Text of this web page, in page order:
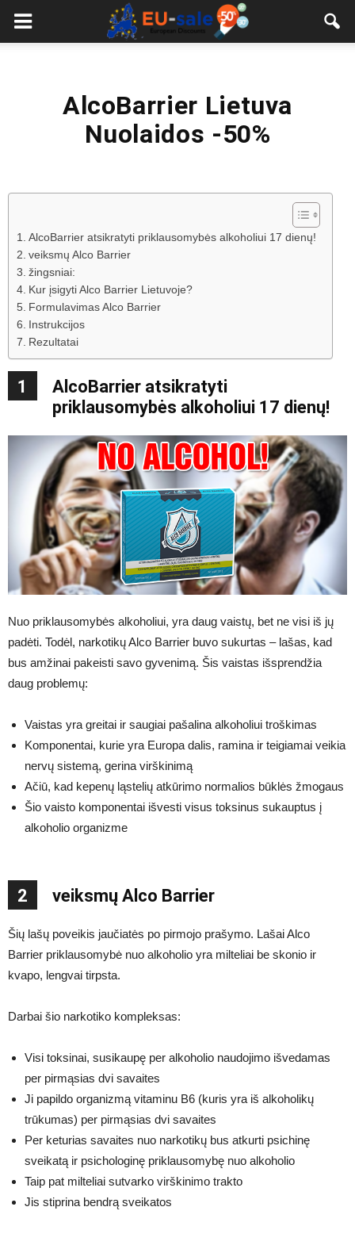
European
AlcoBarrier Lietuva
Nuolaidos -50%
AlcoBarrier atsikratyti priklausomybės alkoholiui 17 dienų!
veiksmų Alco Barrier
žingsniai:
Kur įsigyti Alco Barrier Lietuvoje?
Formulavimas Alco Barrier
Instrukcijos
Rezultatai
1
AlcoBarrier atsikratyti
priklausomybės alkoholiui 17 dienų!
Nuo priklausomybės alkoholiui, yra daug vaistų, bet ne visi iš jų
padėti. Todėl, narkotikų Alco Barrier buvo sukurtas – lašas, kad
bus amžinai pakeisti savo gyvenimą. Šis vaistas išsprendžia
daug problemų:
Vaistas yra greitai ir saugiai pašalina alkoholiui troškimas
Komponentai, kurie yra Europa dalis, ramina ir teigiamai veikia
nervų sistemą, gerina virškinimą
Ačiū, kad kepenų ląstelių atkūrimo normalios būklės žmogaus
Šio vaisto komponentai išvesti visus toksinus sukauptus į
alkoholio organizme
2 veiksmų Alco Barrier
Šių lašų poveikis jaučiatės po pirmojo prašymo. Lašai Alco
Barrier priklausomybė nuo alkoholio yra milteliai be skonio ir
kvapo, lengvai tirpsta.
Darbai šio narkotiko kompleksas:
Visi toksinai, susikaupę per alkoholio naudojimo išvedamas
per pirmąsias dvi savaites
Ji papildo organizmą vitaminu B6 (kuris yra iš alkoholikų
trūkumas) per pirmąsias dvi savaites
Per keturias savaites nuo narkotikų bus atkurti psichinę
sveikatą ir psichologinę priklausomybę nuo alkoholio
Taip pat milteliai sutvarko virškinimo trakto
Jis stiprina bendrą sveikatos